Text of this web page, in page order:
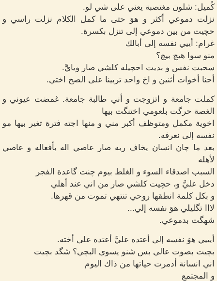
كُميل: شلون مغتصبة يعني على شي لو.
نزلت دموعي أكثر و هوَ حتى ما كمل الكلام نزلت راسي و
حچيت من بين دموعي إلى تنزل بكسرة.
غرام: أييي نفسه إلى أبالك
منو سوا هيچ بيچ؟
سحبت نفس و بديت احچيله كلشي صار ويايَّ.
أحنا أخوات أثنين و اخ واحد تربينا على الصح اختي.
كملت جامعة و اتزوجت و أني طالبة جامعة. غمضت عيوني و
الغصة حرگت بلعومي اختنگت بيها
اخوية مكمل ومتوظف أكبر مني و منها اجته فترة تغير بيها مو
نفسه إلى نعرفه.
بعد ما چان انسان يخاف ربه صار عاصي اله بأفعاله و عاصي
لأهله
السبب اصدقاء السوء و الغلط بيوم چنت گاعدة الفجر
دخل عليَّ و، حچيت كلشي صار من اني عند أهلي
و بكل كلمة انطقها روحي تنتهي تموت من قهرها.
لااا تگليلي هوَ نفسه إلي...
شهگت بدموعي.
أيييي هوَ نفسه إلى أعتده عليَّ أعتده على أخته.
بچيت بصوت عالي بس شنو يسوي البچي؟ شگد بچيت
اني انسانة أدمرت حياتها من ذاك اليوم
و المجتمع